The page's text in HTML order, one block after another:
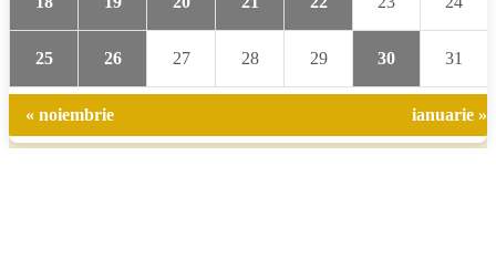
25 26 27 28 29 30 31
« noiembrie ianuarie »